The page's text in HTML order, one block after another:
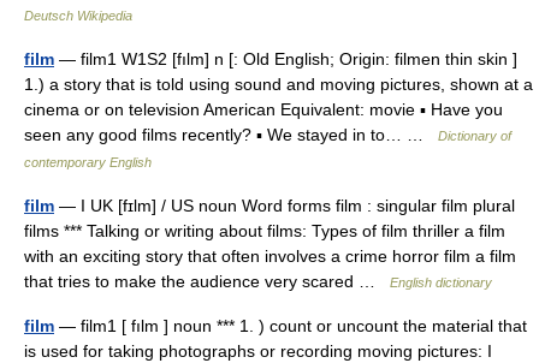
Deutsch Wikipedia
film — film1 W1S2 [fılm] n [: Old English; Origin: filmen thin skin ]
1.) a story that is told using sound and moving pictures, shown at a
cinema or on television American Equivalent: movie ▪ Have you
seen any good films recently? ▪ We stayed in to… …
Dictionary of
contemporary English
film — I UK [fɪlm] / US noun Word forms film : singular film plural
films *** Talking or writing about films: Types of film thriller a film
with an exciting story that often involves a crime horror film a film
that tries to make the audience very scared …
English dictionary
film — film1 [ fılm ] noun *** 1. ) count or uncount the material that
is used for taking photographs or recording moving pictures: I